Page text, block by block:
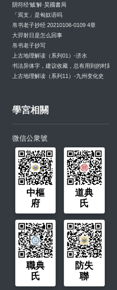
阴符经‘贼’解·昊國書局
「焉支」是匈奴语吗
帛书老子抄经 20210106-0109 4章
大羿射日是怎么回事
帛书老子抄写
上古地理解读（系列01）-济水
书法异体字，建议收藏，总有用到的时刻
上古地理解读（系列11）-九州变化史
學宮相關
微信公衆號
中樞
府
道典
氏
職典
氏
防失
聯